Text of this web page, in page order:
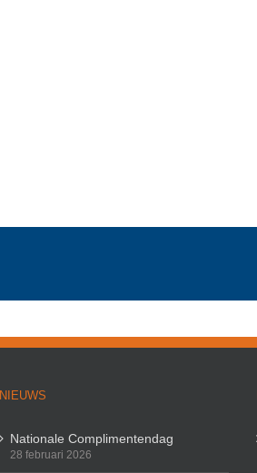
NIEUWS
Nationale Complimentendag
28 februari 2026